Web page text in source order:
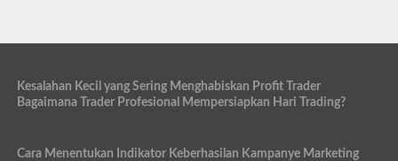
Kesalahan Kecil yang Sering Menghabiskan Profit Trader
Bagaimana Trader Profesional Mempersiapkan Hari Trading?
Cara Menentukan Indikator Keberhasilan Kampanye Marketing